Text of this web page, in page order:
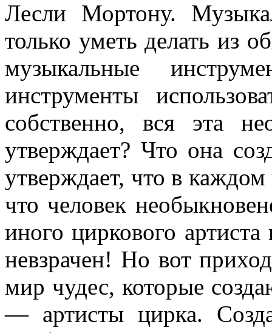
Лесли Мортону.
только уметь делать из
музыкальные
инструменты
собственно, вся эта
утверждает? Что она
утверждает, что в
что человек
ино­го циркового
невзрачен! Но вот
мир чудес, которые
— артисты цирка.